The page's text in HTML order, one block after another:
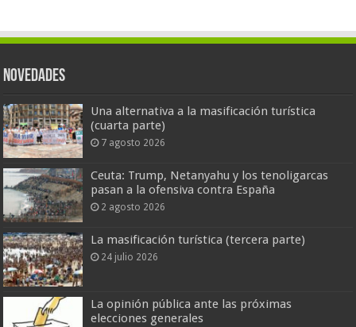
Novedades
Una alternativa a la masificación turística
(cuarta parte)
7 agosto 2026
Ceuta: Trump, Netanyahu y los tenoligarcas
pasan a la ofensiva contra España
2 agosto 2026
La masificación turística (tercera parte)
24 julio 2026
La opinión pública ante las próximas
elecciones generales